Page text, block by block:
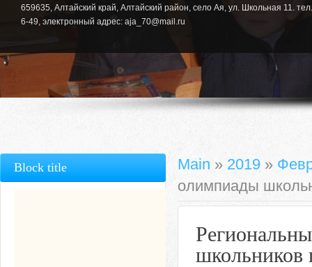
659635, Алтайский край, Алтайский район, село Ая, ул. Школьная 11.
6-49, электронный адрес: aja_70@mail.ru
Main » 2019 »
олимпиады
школьников
Block title